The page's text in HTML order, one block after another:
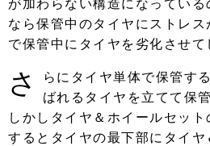
が加わらない構造になってい
なら保管中のタイヤにストレ
で保管中にタイヤを劣化させて
さ
らにタイヤ単体で保管す
ばれるタイヤを立てて保
しかしタイヤ＆ホイールセッ
するとタイヤの最下部にタイ